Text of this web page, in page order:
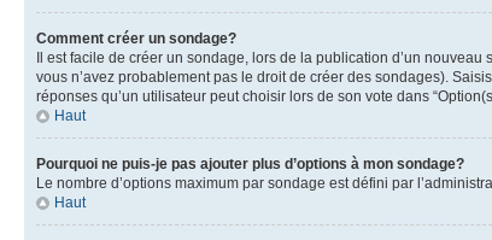
Comment créer un sondage?
Il est facile de créer un sondage, lors de la publication d’un
vous n’avez probablement pas le droit de créer des sondages).
réponses qu’un utilisateur peut choisir lors de son vote dans
Haut
Pourquoi ne puis-je pas ajouter plus d’options à mon sondage?
Le nombre d’options maximum par sondage est défini par
Haut